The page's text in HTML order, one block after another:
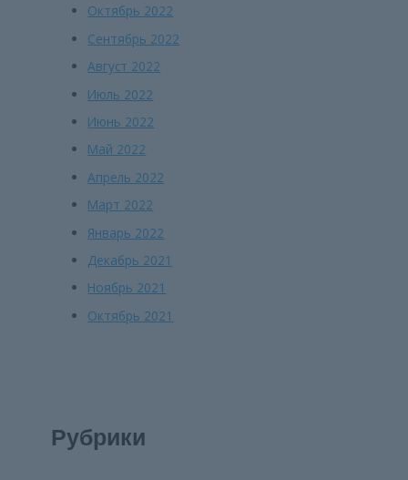
Октябрь 2022
Сентябрь 2022
Август 2022
Июль 2022
Июнь 2022
Май 2022
Апрель 2022
Март 2022
Январь 2022
Декабрь 2021
Ноябрь 2021
Октябрь 2021
Рубрики